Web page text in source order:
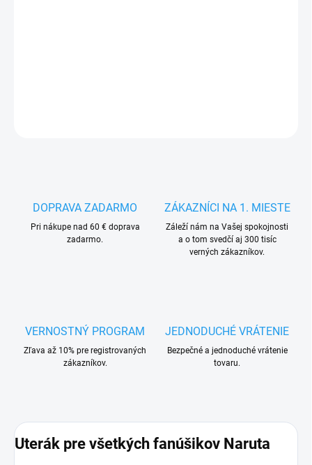
DOPRAVA ZADARMO
Pri nákupe nad 60 € doprava
zadarmo.
ZÁKAZNÍCI NA 1. MIESTE
Záleží nám na Vašej spokojnosti
a o tom svedčí aj 300 tisíc
verných zákazníkov.
VERNOSTNÝ PROGRAM
Zľava až 10% pre registrovaných
zákazníkov.
JEDNODUCHÉ VRÁTENIE
Bezpečné a jednoduché vrátenie
tovaru.
Uterák pre všetkých fanúšikov Naruta